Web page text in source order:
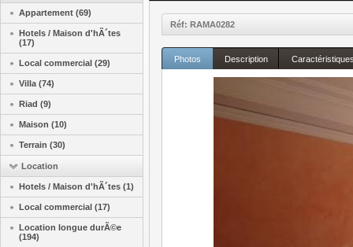
Appartement (69)
Hotels / Maison d'hÃ´tes
(17)
Local commercial (29)
Villa (74)
Riad (9)
Maison (10)
Terrain (30)
Location
Hotels / Maison d'hÃ´tes (1)
Local commercial (17)
Location longue durÃ©e
(194)
Réf: RAMA0282
Photos Description